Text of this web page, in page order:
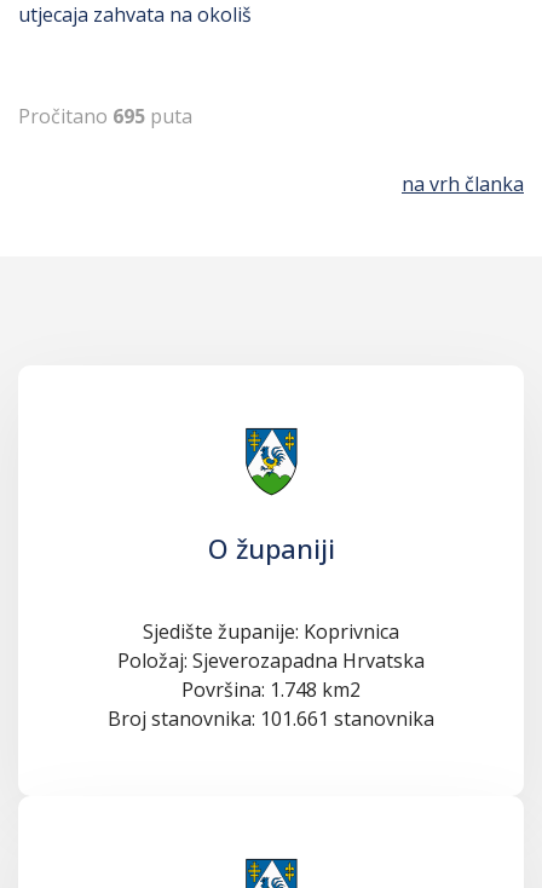
utjecaja zahvata na okoliš
Pročitano 695 puta
na vrh članka
O županiji
Sjedište županije: Koprivnica
Položaj: Sjeverozapadna Hrvatska
Površina: 1.748 km2
Broj stanovnika: 101.661 stanovnika